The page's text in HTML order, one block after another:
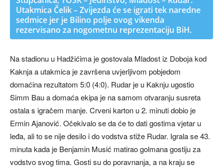
Utakmica Čelik – Zvijezda će se igrati tek naredne
sedmice jer je Bilino polje ovog vikenda
rezervisano za nogometnu reprezentaciju BiH.
Na stadionu u Hadžićima je gostovala Mladost iz Doboja kod
Kaknja a utakmica je završena uvjerljivom pobjedom
domaćina rezultatom 5:0 (4:0). Rudar je u Kaknju ugostio
Simm Bau a domaća ekipa je na samom otvaranju susreta
ostala s igračem manje. Crveni karton u 2. minuti dobio je
Ermin Ajanović. Očekivalo se da će to dati gostima vjetar u
leđa, ali to se nije desilo i do vodstva stiže Rudar. Igrala se 43.
minuta kada je Benjamin Musić matirao golmana gostiju za
vodstvo svog tima. Gosti su do poravnanja, a na kraju se